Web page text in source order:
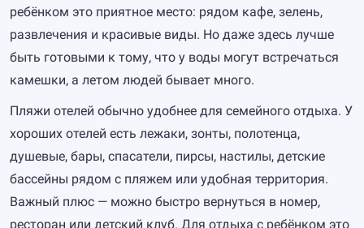
ребёнком это приятное место: рядом кафе, зелень,
развлечения и красивые виды. Но даже здесь лучше
быть готовыми к тому, что у воды могут встречаться
камешки, а летом людей бывает много.
Пляжи отелей обычно удобнее для семейного отдыха. У
хороших отелей есть лежаки, зонты, полотенца,
душевые, бары, спасатели, пирсы, настилы, детские
бассейны рядом с пляжем или удобная территория.
Важный плюс — можно быстро вернуться в номер,
ресторан или детский клуб. Для отдыха с ребёнком это